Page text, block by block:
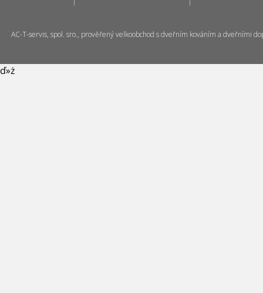
AC-T-servis, spol. sro., prověřený velkoobchod s dveřním kováním a dveřními
ď»ż